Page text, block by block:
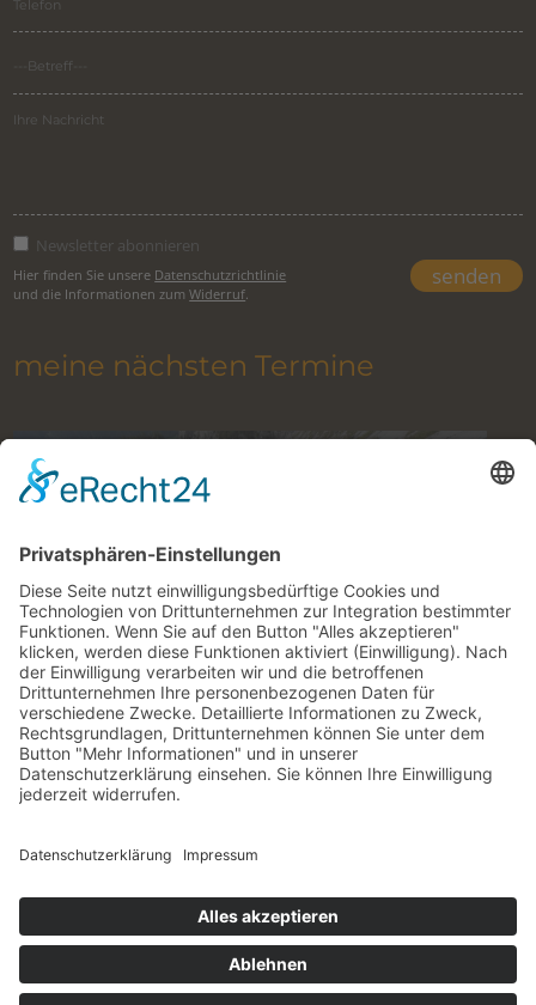
Newsletter abonnieren
Hier finden Sie unsere Datenschutzrichtlinie
und die Informationen zumWiderruf
meine nächsten Termine
Klettern im Gesäuse mit Bergführer
9. August 2026 to 27. Oktober 2026
alle Termine im Überblick
© Paul Sodamin Presseberichte Links AGB
Impressum Datenschutz